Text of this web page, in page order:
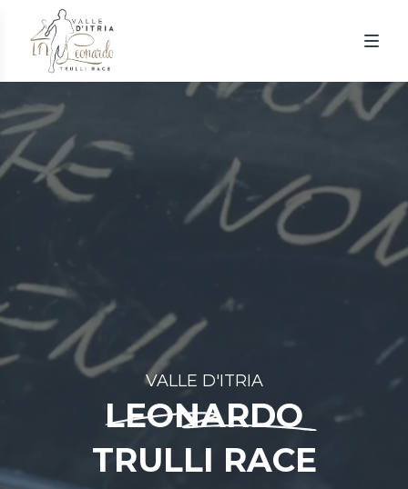
VALLE D'ITRIA
LEONARDO
TRULLI RACE